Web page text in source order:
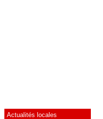
Actualités locales